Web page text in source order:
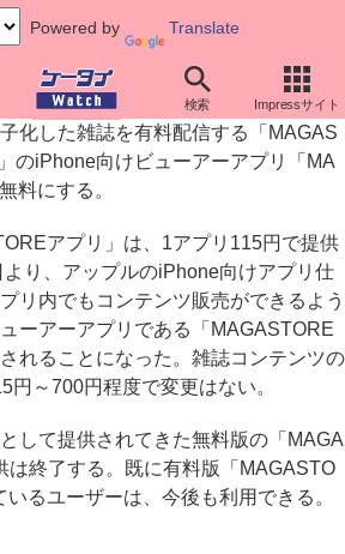
Powered by Translate
検索 Impressサイト
プリ「MAGASTORE」が無料に
化した雑誌を有料配信する「MAGAS
のiPhone向けビューアーアプリ「MA
料にする。
アプリ」は、1アプリ115円で提供
り、アップルのiPhone向けアプリ仕
リ内でもコンテンツ販売ができるよう
ーアーアプリである「MAGASTORE
れることになった。雑誌コンテンツの
円～700円程度で変更はない。
して提供されてきた無料版の「MAGA
は終了する。既に有料版「MAGASTO
るユーザーは、今後も利用できる。